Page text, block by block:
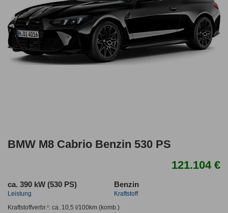
BMW M8 Cabrio Benzin 530 PS
121.104 €
ca. 390 kW (530 PS)
Leistung
Benzin
Kraftstoff
Kraftstoffverbr.¹: ca. 10,5 l/100km(komb.)